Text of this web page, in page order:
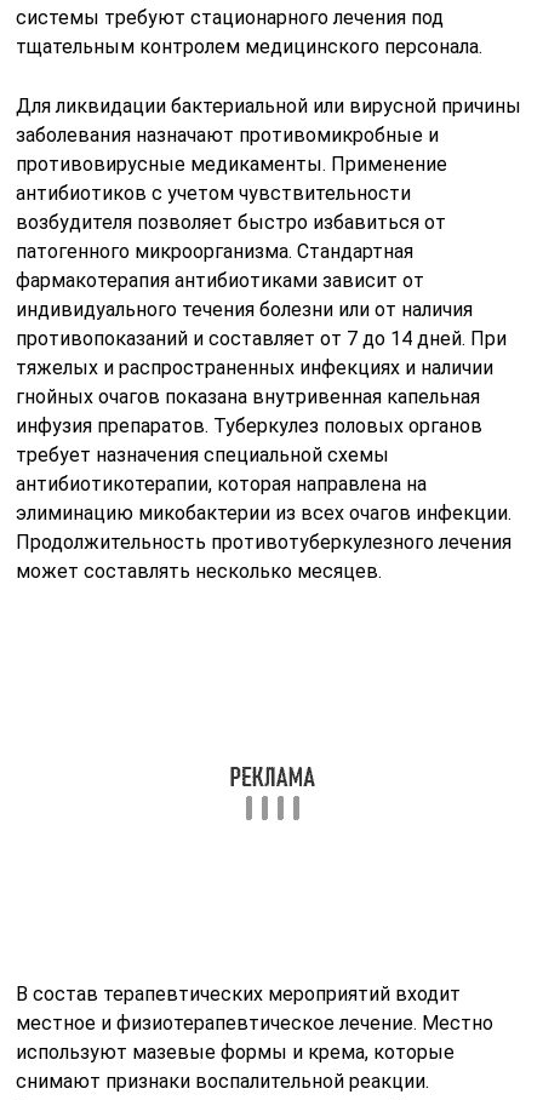
гнойных очагов показана внутривенная капельная
инфузия препаратов. Туберкулез половых органов
требует назначения специальной схемы
антибиотикотерапии, которая направлена на
элиминацию микобактерии из всех очагов инфекции.
Продолжительность противотуберкулезного лечения
может составлять несколько месяцев.
В состав терапевтических мероприятий входит
местное и физиотерапевтическое лечение. Местно
используют мазевые формы и крема, которые
снимают признаки воспалительной реакции.
Вагинальные и ректальные свечи с антибиотиками
позволяют воздействовать непосредственно на очаг
инфекции, ускоряя процесс реконвалесценции
пациентки. Физиолечение воздействует на
пораженные ткани, улучшает микроциркуляцию и
оксигенацию в патологическом очаге, тем самым
ускоряя репарацию слизистых оболочек или
повторных бактериальных или вирусных инвазий. Во
избежание развития кандидомикоза слизистых
оболочек назначают фунгицидные или
микробоценоз кишечника и влагалища.
В тяжелых случаях требуется проведение
хирургических манипуляций. При наличии абсцессов,